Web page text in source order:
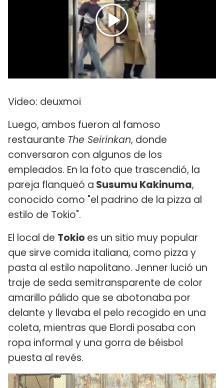
Video: deuxmoi
Luego, ambos fueron al famoso
restaurante The Seirinkan, donde
conversaron con algunos de los
empleados. En la foto que trascendió, la
pareja flanqueó a Susumu Kakinuma,
conocido como "el padrino de la pizza al
estilo de Tokio".
El local de Tokio es un sitio muy popular
que sirve comida italiana, como pizza y
pasta al estilo napolitano. Jenner lució un
traje de seda semitransparente de color
amarillo pálido que se abotonaba por
delante y llevaba el pelo recogido en una
coleta, mientras que Elordi posaba con
ropa informal y una gorra de béisbol
puesta al revés.